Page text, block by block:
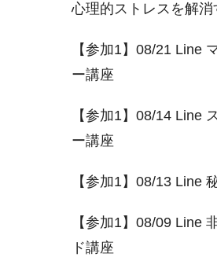
心理的ストレスを解消
【参加1】08/21 Line
ー講座
【参加1】08/14 Line
ー講座
【参加1】08/13 Line
【参加1】08/09 Line
ド講座